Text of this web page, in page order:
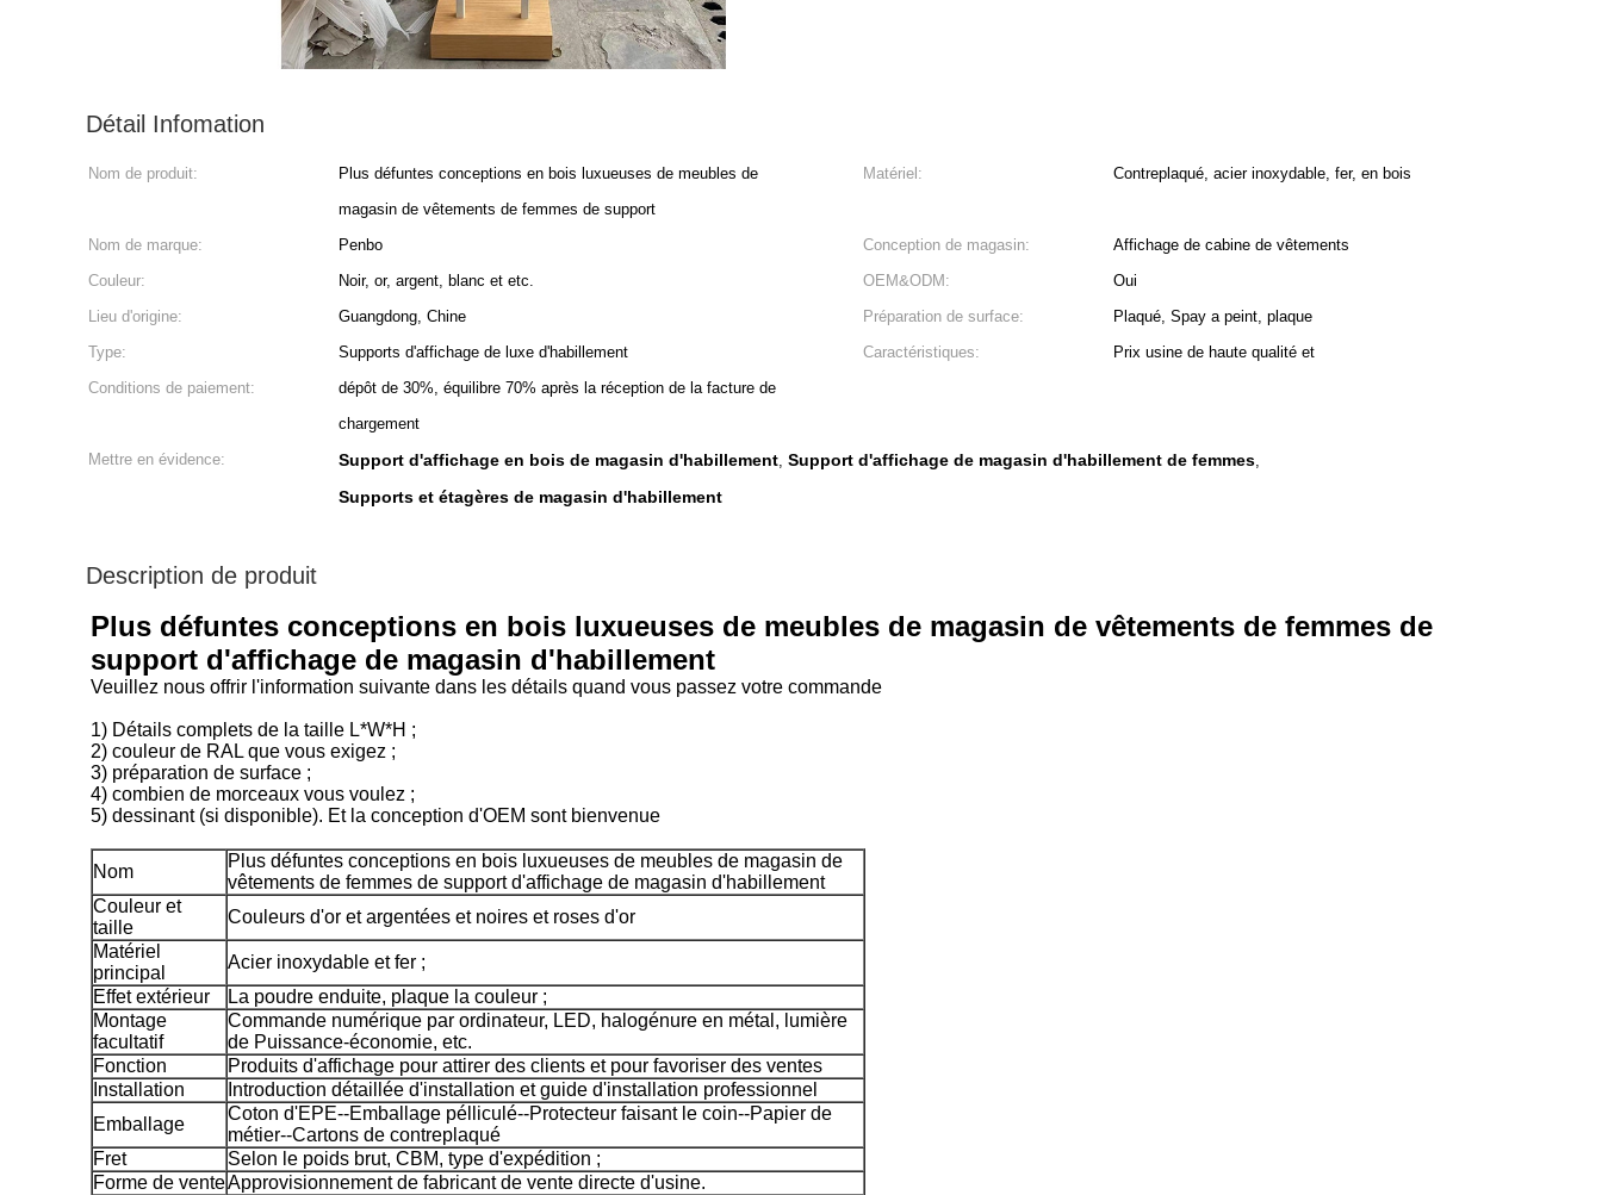
Détail Infomation
Nom de produit:
Plus défuntes conceptions en bois luxueuses de meubles de
magasin de vêtements de femmes de support
Matériel: Contreplaqué, acier inoxydable, fer, en bois
Nom de marque: Penbo Conception de magasin:
Affichage de cabine de vêtements
Couleur:
Noir, or, argent, blanc et etc. OEM&ODM:
Oui
Lieu d'origine:
Guangdong, Chine Préparation de surface:
Plaqué, Spay a peint, plaque
Type:
Supports d'affichage de luxe d'habillement Caractéristiques:
Prix usine de haute qualité et
Conditions de paiement:
dépôt de 30%, équilibre 70% après la réception de la facture de
chargement
Mettre en évidence:
Support d'affichage en bois de magasin d'habillement, Support d'affichage de magasin d'habillement de femmes,
Supports et étagères de magasin d'habillement
Description de produit
Plus défuntes conceptions en bois luxueuses de meubles de magasin de vêtements de femmes de
support d'affichage de magasin d'habillement
Veuillez nous offrir l'information suivante dans les détails quand vous passez votre commande
1) Détails complets de la taille L*W*H ;
2) couleur de RAL que vous exigez ;
3) préparation de surface ;
4) combien de morceaux vous voulez ;
5) dessinant (si disponible). Et la conception d'OEM sont bienvenue
Nom
Plus défuntes conceptions en bois luxueuses de meubles de magasin de
vêtements de femmes de support d'affichage de magasin d'habillement
Couleur et
taille
Couleurs d'or et argentées et noires et roses d'or
Matériel
principal
Acier inoxydable et fer ;
Effet extérieur
La poudre enduite, plaque la couleur ;
Montage
facultatif
Commande numérique par ordinateur, LED, halogénure en métal, lumière
de Puissance-économie, etc.
Fonction
Produits d'affichage pour attirer des clients et pour favoriser des ventes
Installation
Introduction détaillée d'installation et guide d'installation professionnel
Emballage
Coton d'EPE--Emballage pélliculé--Protecteur faisant le coin--Papier de
métier--Cartons de contreplaqué
Fret
Selon le poids brut, CBM, type d'expédition ;
Forme de venteApprovisionnement de fabricant de vente directe d'usine.